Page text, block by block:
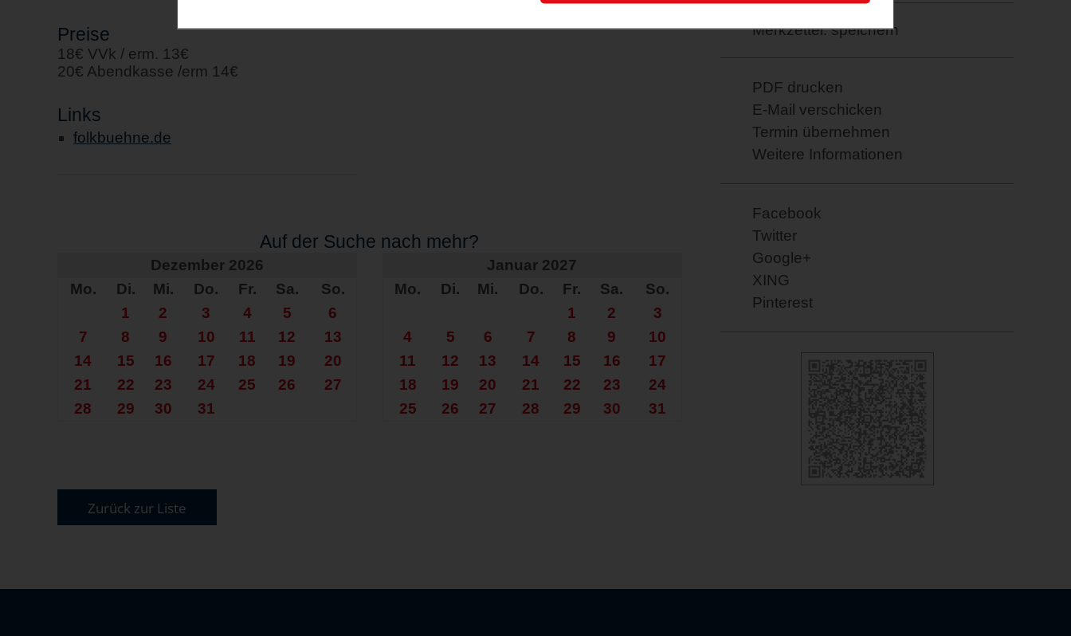
Preise
18€ VVk / erm. 13€
20€ Abendkasse /erm 14€
Links
folkbuehne.de
Auf der Suche nach mehr?
Dezember 2026
Mo.
Di. Mi. Do. Fr. Sa.
So.
1
2 3 4 5
6
7
8 9 10 11 12
13
14
15 16 17 18 19
20
21
22 23 24 25 26
27
28
29 30 31
Januar 2027
Mo.
Di. Mi. Do. Fr. Sa.
So.
1
2
3
4
5 6 7 8 9
10
11
12 13 14 15 16
17
18
19 20 21 22 23
24
25
26 27 28 29 30 31
Merkzettel: speichern
PDF drucken
E-Mail verschicken
Termin übernehmen
Weitere Informationen
Facebook
Twitter
Google+
XING
Pinterest
Zurück zur Liste